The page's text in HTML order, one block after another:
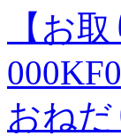
【お
おね